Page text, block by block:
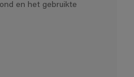
en het gebruikte